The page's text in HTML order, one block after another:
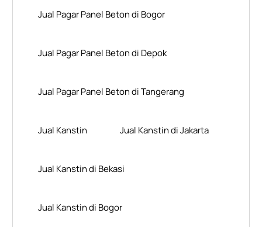
Jual Pagar Panel Beton di Bogor
Jual Pagar Panel Beton di Depok
Jual Pagar Panel Beton di Tangerang
Jual Kanstin Jual Kanstin di Jakarta
Jual Kanstin di Bekasi
Jual Kanstin di Bogor